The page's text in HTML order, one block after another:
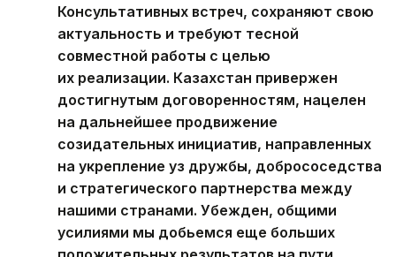
Консультативных встреч, сохраняют свою
актуальность и требуют тесной
совместной работы с целью
их реализации. Казахстан привержен
достигнутым договоренностям, нацелен
на дальнейшее продвижение
созидательных инициатив, направленных
на укрепление уз дружбы, добрососедства
и стратегического партнерства между
нашими странами. Убежден, общими
усилиями мы добьемся еще больших